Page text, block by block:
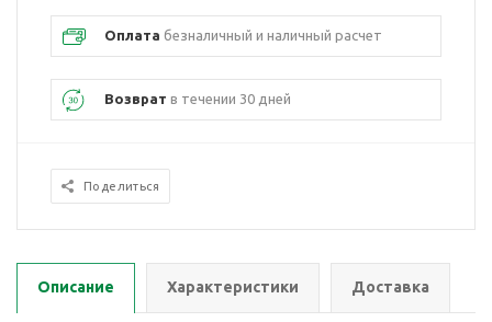
Оплата безналичный и наличный расчет
Возврат в течении 30 дней
Поделиться
Описание Характеристики Доставка